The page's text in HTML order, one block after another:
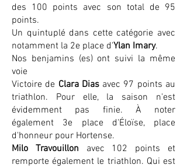
des 100 points avec son total de 95
points.
Un quintuplé dans cette catégorie avec
notamment la 2e place d'Ylan Imary.
Nos benjamins (es) ont suivi la même
voie
Victoire de Clara Dias avec 97 points au
triathlon. Pour elle, la saison n'est
évidemment pas finie. À noter
également 3e place d'Éloïse, place
d'honneur pour Hortense.
Milo Travouillon avec 102 points et
remporte également le triathlon. Qui est